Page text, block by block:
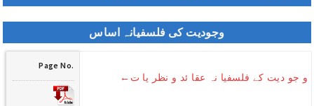
وجودیت کی فلسفیانہ اساس
و جو دیت کے فلسفیا نہ عقا ئد و نظر یا ت←
Page No.